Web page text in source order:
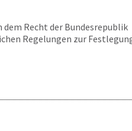
Recht der Bundesrepublik
Regelungen zur